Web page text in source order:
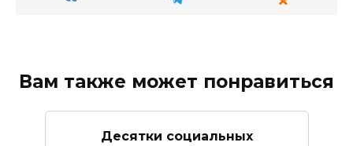
Вам также может понравиться
Десятки социальных